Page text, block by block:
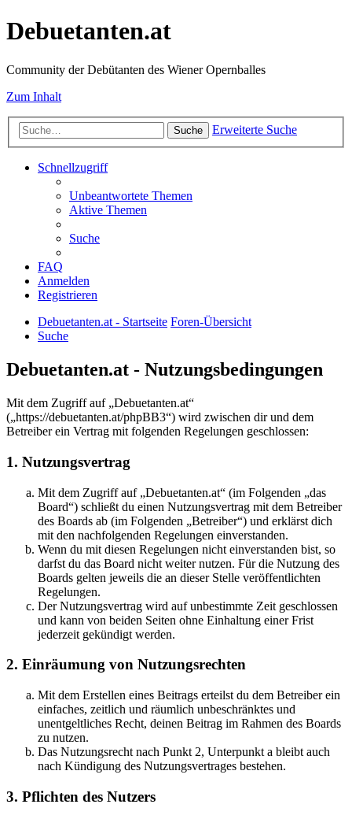
Debuetanten.at
Community der Debütanten des Wiener Opernballes
Zum Inhalt
Suche Erweiterte Suche
Schnellzugriff
Unbeantwortete Themen
Aktive Themen
Suche
FAQ
Anmelden
Registrieren
Debuetanten.at - Startseite Foren-Übersicht
Suche
Debuetanten.at - Nutzungsbedingungen
Mit dem Zugriff auf „Debuetanten.at“
(„https://debuetanten.at/phpBB3“) wird zwischen dir und dem
Betreiber ein Vertrag mit folgenden Regelungen geschlossen:
1. Nutzungsvertrag
Mit dem Zugriff auf „Debuetanten.at“ (im Folgenden „das
Board“) schließt du einen Nutzungsvertrag mit dem Betreiber
des Boards ab (im Folgenden „Betreiber“) und erklärst dich
mit den nachfolgenden Regelungen einverstanden.
Wenn du mit diesen Regelungen nicht einverstanden bist, so
darfst du das Board nicht weiter nutzen. Für die Nutzung des
Boards gelten jeweils die an dieser Stelle veröffentlichten
Regelungen.
Der Nutzungsvertrag wird auf unbestimmte Zeit geschlossen
und kann von beiden Seiten ohne Einhaltung einer Frist
jederzeit gekündigt werden.
2. Einräumung von Nutzungsrechten
Mit dem Erstellen eines Beitrags erteilst du dem Betreiber ein
einfaches, zeitlich und räumlich unbeschränktes und
unentgeltliches Recht, deinen Beitrag im Rahmen des Boards
zu nutzen.
Das Nutzungsrecht nach Punkt 2, Unterpunkt a bleibt auch
nach Kündigung des Nutzungsvertrages bestehen.
3. Pflichten des Nutzers